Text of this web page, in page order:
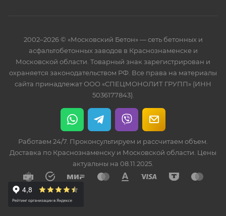
2002–2026 © «Московский Бетон» — сеть бетонных и
асфальтобетонных заводов в Краснознаменске и
Московской области. Товарный знак зарегистрирован и
охраняется законодательством РФ. Все права на материалы
сайта принадлежат ООО «СПЕЦМОНОЛИТ ГРУПП» (ИНН
5036177843).
Работаем 24/7. Проконсультируем и рассчитаем объем.
Доставка по Краснознаменску и Московской области. Цены
актуальны на 08.11.2025.